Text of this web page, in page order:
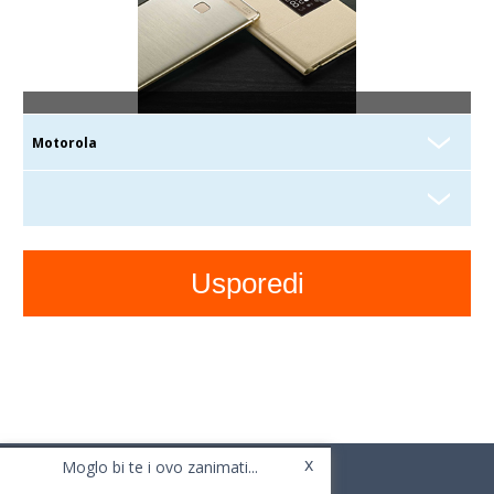
Moglo bi te i ovo zanimati... x